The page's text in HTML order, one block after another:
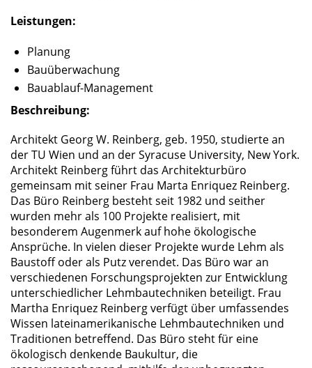
Leistungen:
Planung
Bauüberwachung
Bauablauf-Management
Beschreibung:
Architekt Georg W. Reinberg, geb. 1950, stu­dierte an
der TU Wien und an der Syracuse University, New York.
Architekt Reinberg führt das Architekturbüro
gemeinsam mit seiner Frau Marta Enriquez Reinberg.
Das Büro Reinberg besteht seit 1982 und seit­her
wurden mehr als 100 Projekte realisiert, mit
besonderem Augenmerk auf hohe ökologische
Ansprüche. In vielen dieser Projekte wurde Lehm als
Baustoff oder als Putz verendet. Das Büro war an
verschiedenen Forschungsprojek­ten zur Entwicklung
unterschiedlicher Lehm­bautechniken beteiligt. Frau
Martha Enriquez Reinberg verfügt über umfassendes
Wissen lateinamerikanische Lehmbautechniken und
Traditionen betreffend. Das Büro steht für eine
ökologisch denkende Baukultur, die